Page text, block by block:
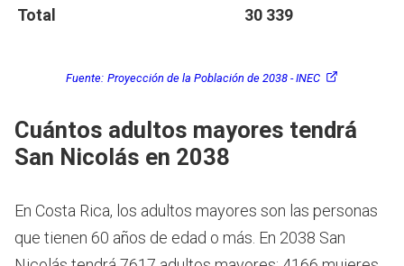
Total 30 339
Fuente: Proyección de la Población de 2038 - INEC
Cuántos adultos mayores tendrá
San Nicolás en 2038
En Costa Rica, los adultos mayores son las personas
que tienen 60 años de edad o más. En 2038 San